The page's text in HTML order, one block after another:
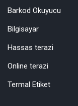
Barkod Okuyucu
Bilgisayar
Hassas terazi
Online terazi
Termal Etiket